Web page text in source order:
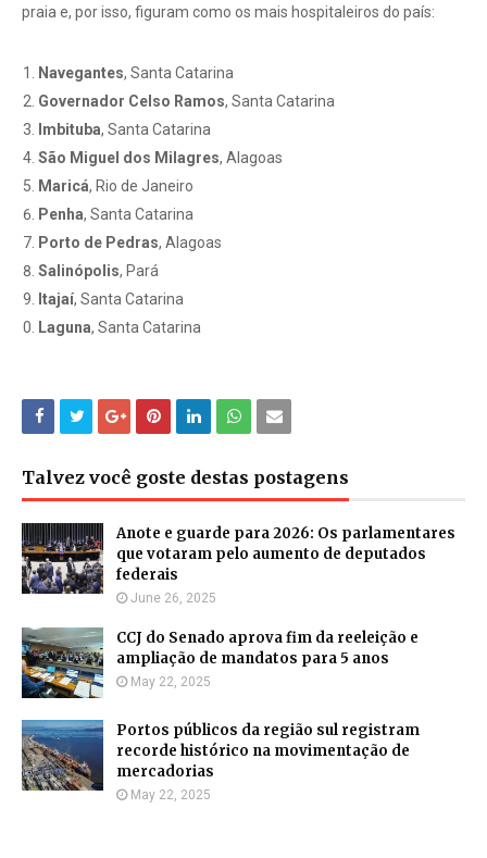
praia e, por isso, figuram como os mais hospitaleiros do país:
Navegantes, Santa Catarina
Governador Celso Ramos, Santa Catarina
Imbituba, Santa Catarina
São Miguel dos Milagres, Alagoas
Maricá, Rio de Janeiro
Penha, Santa Catarina
Porto de Pedras, Alagoas
Salinópolis, Pará
Itajaí, Santa Catarina
Laguna, Santa Catarina
Talvez você goste destas postagens
Anote e guarde para 2026: Os parlamentares
que votaram pelo aumento de deputados
federais
June 26, 2025
CCJ do Senado aprova fim da reeleição e
ampliação de mandatos para 5 anos
May 22, 2025
Portos públicos da região sul registram
recorde histórico na movimentação de
mercadorias
May 22, 2025